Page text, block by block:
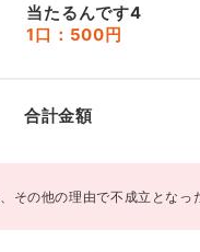
当たるんです4
1口：500円
合計金額
その他の理由で不成立となっ